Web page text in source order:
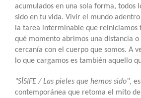
acumulados en una sola forma, todos
sido en tu vida. Vivir el mundo
la tarea interminable que reiniciamos
qué momento abrimos una distancia o
cercanía con el cuerpo que somos. A
lo que cargamos es también aquello
"SÍSIFE / Las pieles que hemos sido",
contemporánea que retoma el mito